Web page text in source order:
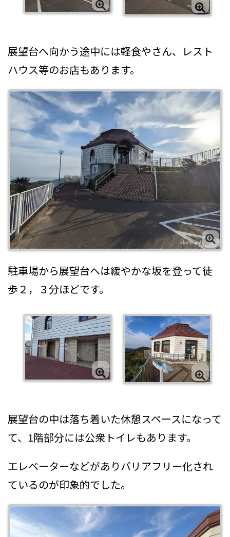
展望台へ向かう途中には軽食やさん、レスト
ハウス等のお店もあります。
駐車場から展望台へは緩やかな坂を登って徒
歩２，３分ほどです。
展望台の中は落ち着いた休憩スペースになって
て、1階部分には公衆トイレもあります。
エレベーターなどがありバリアフリー化され
ているのが印象的でした。